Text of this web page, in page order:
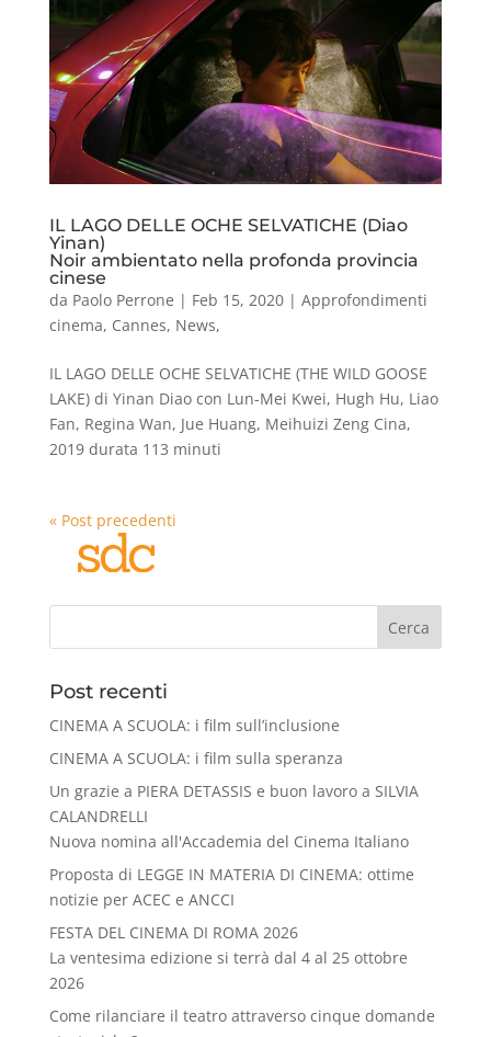
IL LAGO DELLE OCHE SELVATICHE (Diao
Yinan)
Noir ambientato nella profonda provincia
cinese
da Paolo Perrone | Feb 15, 2020| Approfondimenti
cinema, Cannes, News,
IL LAGO DELLE OCHE SELVATICHE (THE WILD GOOSE
LAKE) di Yinan Diao con Lun-Mei Kwei, Hugh Hu, Liao
Fan, Regina Wan, Jue Huang, Meihuizi Zeng Cina,
2019 durata 113 minuti
« Post precedenti
Cerca
Post recenti
CINEMA A SCUOLA: i film sull’inclusione
CINEMA A SCUOLA: i film sulla speranza
Un grazie a PIERA DETASSIS e buon lavoro a SILVIA
CALANDRELLI
Nuova nomina all'Accademia del Cinema Italiano
Proposta di LEGGE IN MATERIA DI CINEMA: ottime
notizie per ACEC e ANCCI
FESTA DEL CINEMA DI ROMA 2026
La ventesima edizione si terrà dal 4 al 25 ottobre
2026
Come rilanciare il teatro attraverso cinque domande